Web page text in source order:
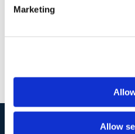
Marketing
Allow